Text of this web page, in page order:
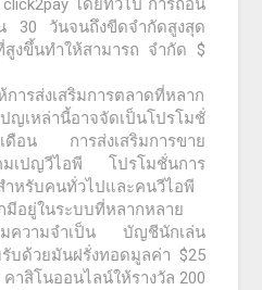
โดยทั่วไป การถอน
น 30 วันจนถึงขีดจำกัดสูงสุด
สูงขึ้นทำให้สามารถ จำกัด $
ารส่งเสริมการตลาดที่หลาก
หล่านี้อาจจัดเป็นโปรโมชั่
ดือน การส่งเสริมการขาย
มเปญวีไอพี โปรโมชั่นการ
ำหรับคนทั่วไปและคนวีไอพี
มีอยู่ในระบบที่หลากหลาย
มความจำเป็น บัญชีนักเล่น
บด้วยมันฝรั่งทอดมูลค่า $25
าสิโนออนไลน์ให้รางวัล 200